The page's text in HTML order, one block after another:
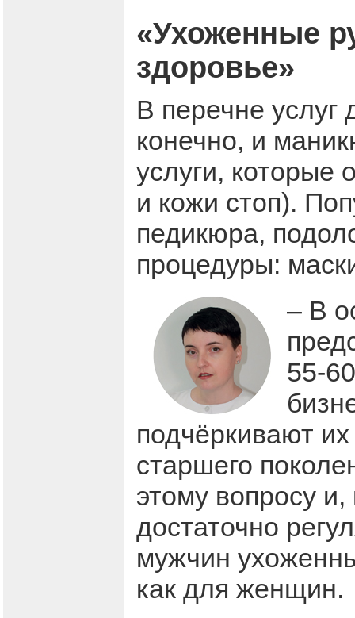
«Ухоженные
здоровье»
В перечне
конечно, и
услуги, которые
и кожи стоп).
педикюра,
процедуры:
– В
55-
подчёркивают
старшего
этому вопросу
достаточно
мужчин
как для женщин.